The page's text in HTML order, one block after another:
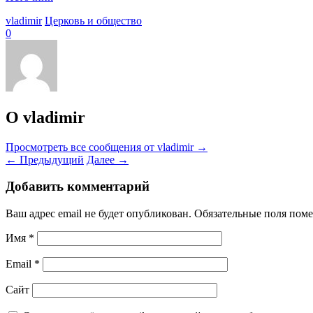
vladimir Церковь и общество
0
О vladimir
Просмотреть все сообщения от vladimir →
← Предыдущий Далее →
Добавить комментарий
Ваш адрес email не будет опубликован. Обязательные поля
Имя *
Email *
Сайт